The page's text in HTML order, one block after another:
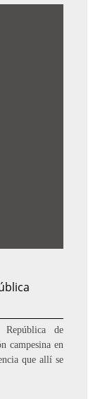
de
campesina en
que allí se